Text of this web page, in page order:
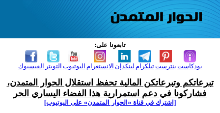
تابعونا على:
الفيسبوك التويتر اليوتيوب الانستغرام لينكدإن تيلكرامبنترست بودكاست
تبرعاتكم وتبرعاتكن المالية تحفظ استقلال الحوار المتمدن،
فشاركونا في دعم استمرارية هذا الفضاء اليساري الحر
[اشترك في قناة ‫«الحوار المتمدن» على اليوتيوب]